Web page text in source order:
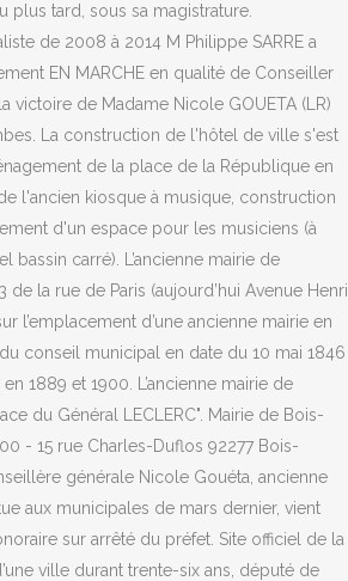
plus tard, sous sa magistrature.
de 2008 à 2014 M Philippe SARRE a
EN MARCHE en qualité de Conseiller
victoire de Madame Nicole GOUETA (LR)
La construction de l'hôtel de ville s'est
de la place de la République en
l'ancien kiosque à musique, construction
d'un espace pour les musiciens (à
bassin carré). L’ancienne mairie de
de la rue de Paris (aujourd’hui Avenue Henri
l’emplacement d’une ancienne mairie en
conseil municipal en date du 10 mai 1846
1889 et 1900. L’ancienne mairie de
du Général LECLERC". Mairie de Bois-
- 15 rue Charles-Duflos 92277 Bois-
générale Nicole Gouéta, ancienne
aux municipales de mars dernier, vient
sur arrêté du préfet. Site officiel de la
ville durant trente-six ans, député de